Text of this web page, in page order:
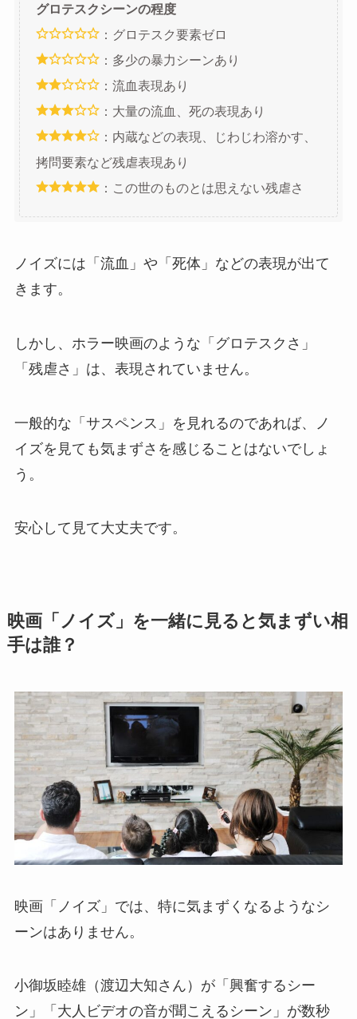
グロテスクシーンの程度
：グロテスク要素ゼロ
：多少の暴力シーンあり
：流血表現あり
：大量の流血、死の表現あり
：内蔵などの表現、じわじわ溶かす、
拷問要素など残虐表現あり
：この世のものとは思えない残虐さ
ノイズには「流血」や「死体」などの表現が出て
きます。
しかし、ホラー映画のような「グロテスクさ」
「残虐さ」は、表現されていません。
一般的な「サスペンス」を見れるのであれば、ノ
イズを見ても気まずさを感じることはないでしょ
う。
安心して見て大丈夫です。
映画「ノイズ」を一緒に見ると気まずい相
手は誰？
映画「ノイズ」では、特に気まずくなるようなシ
ーンはありません。
小御坂睦雄（渡辺大知さん）が「興奮するシー
ン」「大人ビデオの音が聞こえるシーン」が数秒